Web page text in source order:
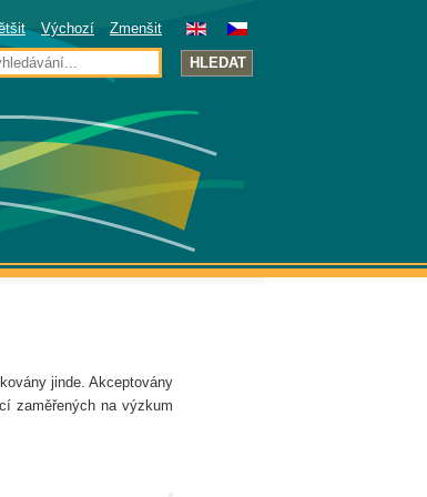
Výchozí Zmenšit
HLEDAT
jinde. Akceptovány
zaměřených na výzkum